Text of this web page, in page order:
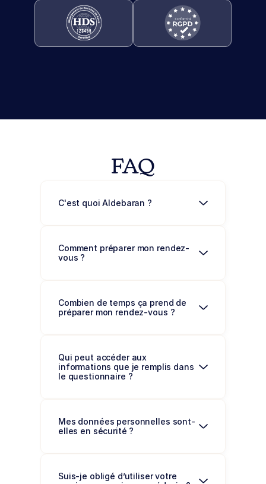
FAQ
C'est quoi Aldebaran ?
Comment préparer mon rendez-
vous ?
Combien de temps ça prend de
préparer mon rendez-vous ?
Qui peut accéder aux
informations que je remplis dans
le questionnaire ?
Mes données personnelles sont-
elles en sécurité ?
Suis-je obligé d’utiliser votre